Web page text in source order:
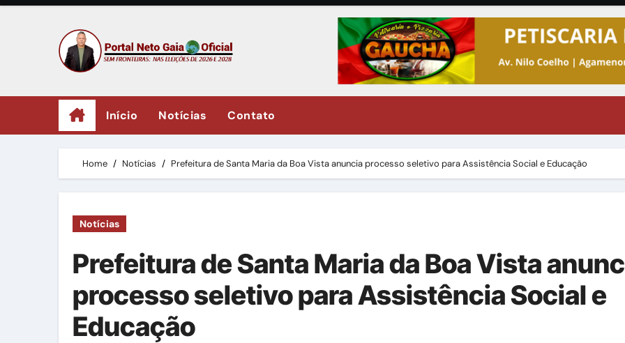
Skip
Início Notícias Contato
Home Notícias Prefeitura de Santa Maria da Boa Vista anuncia processo seletivo para Assistência Social e Educação
Notícias
Prefeitura de Santa Maria da Boa Vista
processo seletivo para Assistência Social e
Educação